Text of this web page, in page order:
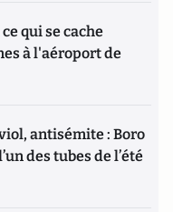
qui se cache
à l'aéroport de
antisémite : Boro
des tubes de l’été